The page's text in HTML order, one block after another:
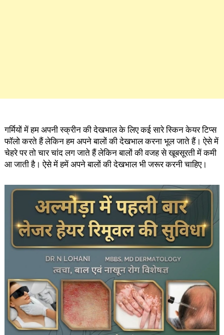
गर्मियों में हम अपनी स्क्रीन की देखभाल के लिए कई सारे स्किन केयर टिप्स
फॉलो करते हैं लेकिन हम अपने बालों की देखभाल करना भूल जाते हैं। ऐसे में
चेहरे पर तो चार चांद लग जाते हैं लेकिन बालों की वजह से खूबसूरती में कमी
आ जाती है। ऐसे में हमें अपने बालों की देखभाल भी जरूर करनी चाहिए।